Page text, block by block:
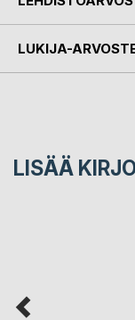
LUKIJA-
LISÄÄ